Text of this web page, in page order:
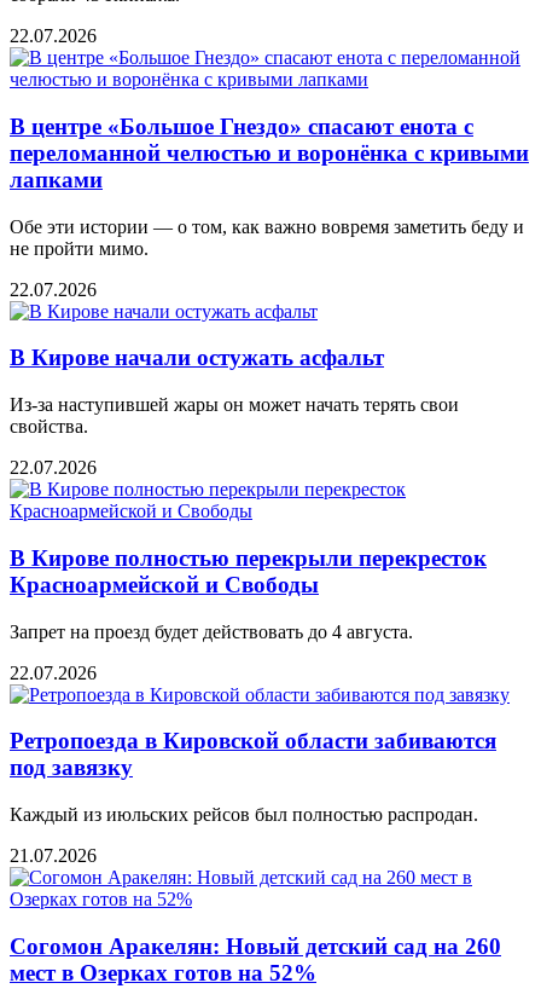
22.07.2026
В центре «Большое Гнездо» спасают енота с
переломанной челюстью и воронёнка с кривыми
лапками
Обе эти истории — о том, как важно вовремя заметить беду и
не пройти мимо.
22.07.2026
В Кирове начали остужать асфальт
Из-за наступившей жары он может начать терять свои
свойства.
22.07.2026
В Кирове полностью перекрыли перекресток
Красноармейской и Свободы
Запрет на проезд будет действовать до 4 августа.
22.07.2026
Ретропоезда в Кировской области забиваются
под завязку
Каждый из июльских рейсов был полностью распродан.
21.07.2026
Согомон Аракелян: Новый детский сад на 260
мест в Озерках готов на 52%